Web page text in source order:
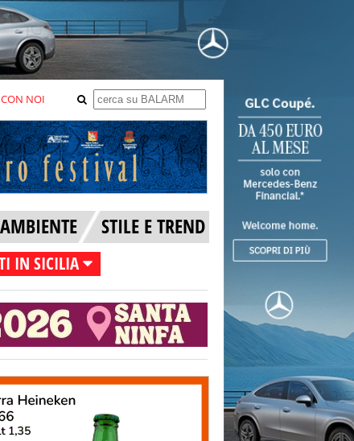
NOI
AMBIENTE STILE E TREND
IN SICILIA